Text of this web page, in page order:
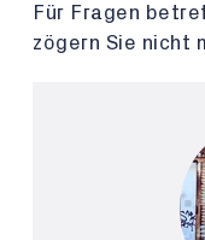
Für Fragen
zögern Sie nicht